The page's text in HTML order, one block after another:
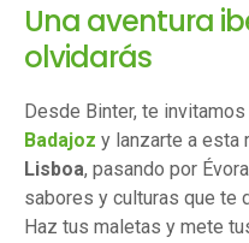
Una aventura
olvidarás
Desde Binter, te invitamos
Badajoz y lanzarte a esta
Lisboa, pasando por
sabores y culturas que te
Haz tus maletas y mete